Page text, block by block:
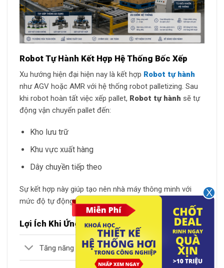
Robot Tự Hành Kết Hợp Hệ Thống Bốc Xếp
Xu hướng hiện đại hiện nay là kết hợp Robot tự hành
như AGV hoặc AMR với hệ thống robot palletizing. Sau
khi robot hoàn tất việc xếp pallet, Robot tự hành sẽ tự
động vận chuyển pallet đến:
Kho lưu trữ
Khu vực xuất hàng
Dây chuyền tiếp theo
Sự kết hợp này giúp tạo nên nhà máy thông minh với
mức độ tự động hóa gần như hoàn toàn.
Lợi Ích Khi Ứng Dụng Robot Bốc Hàng
Tăng năng suất sản xuất